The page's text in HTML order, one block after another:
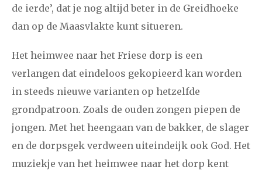
de ierde’, dat je nog altijd beter in de Greidhoeke
dan op de Maasvlakte kunt situeren.
Het heimwee naar het Friese dorp is een
verlangen dat eindeloos gekopieerd kan worden
in steeds nieuwe varianten op hetzelfde
grondpatroon. Zoals de ouden zongen piepen de
jongen. Met het heengaan van de bakker, de slager
en de dorpsgek verdween uiteindeijk ook God. Het
muziekje van het heimwee naar het dorp kent